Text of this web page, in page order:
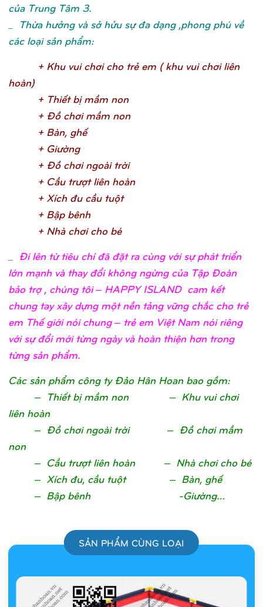
của Trung Tâm 3.
_ Thừa hưởng và sở hửu sự đa dạng ,phong phú về
các loại sản phẩm:
+ Khu vui chơi cho trẻem ( khu vui chơi liên
hoàn)
+ Thiết bịmầm non
+ Đồchơi mầm non
+ Bàn, ghế
+ Giường
+ Đồchơi ngoài trời
+ Cầu trượt liên hoàn
+ Xích đu cầu tuột
+ Bập bênh
+ Nhà chơi cho bé
Đi lên từ tiêu chí đã đặt ra cùng với sự phát triển
lớn mạnh và thay đổi không ngừng của Tập Đoàn
bảo trợ , chúng tôi – HAPPY ISLAND cam kết
chung tay xây dựng một nền tảng vững chắc cho trẻ
em Thế giới nói chung – trẻ em Việt Nam nói riêng
với sự đổi mới từng ngày và hoàn thiện hơn trong
từng sản phẩm.
Các sản phẩm công ty Đảo Hân Hoan bao gồm:
– Thiết bị mầm non – Khu vui chơi
liên hoàn
– Đồ chơi ngoài trời – Đồ chơi mầm
non
– Cầu trượt liên hoàn – Nhà chơi cho bé
– Xích đu, cầu tuột – Bàn, ghế
– Bập bênh -Giường…
SẢN PHẨM CÙNG LOẠI